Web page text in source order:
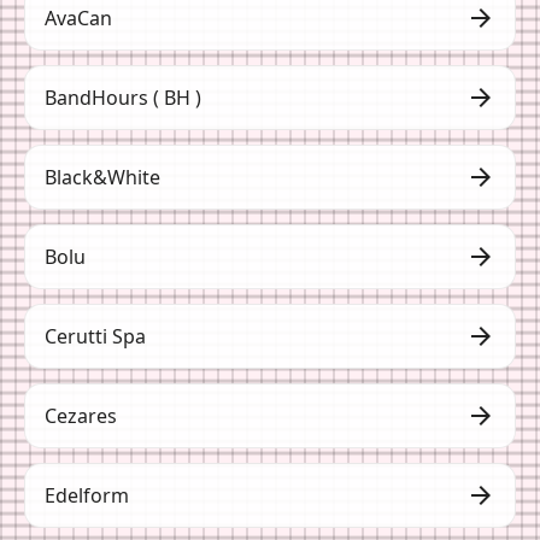
AvaCan arrow_forward
BandHours ( BH ) arrow_forward
Black&White arrow_forward
Bolu arrow_forward
Cerutti Spa arrow_forward
Cezares arrow_forward
Edelform arrow_forward